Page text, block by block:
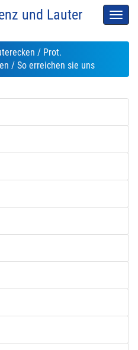
und Lauter
/ Prot.
/ So erreichen sie uns